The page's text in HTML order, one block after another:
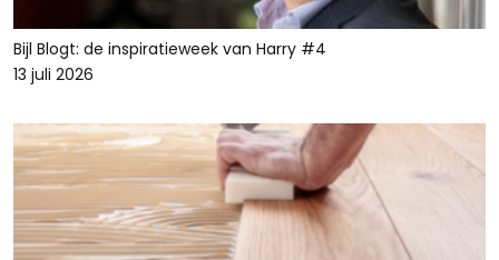
Bijl Blogt: de inspiratieweek van Harry #4
13 juli 2026